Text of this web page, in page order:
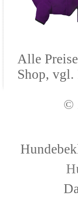
Alle
Shop, vgl.
©